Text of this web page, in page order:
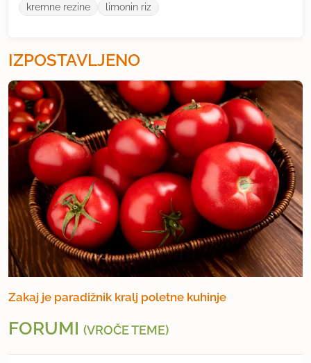
kremne rezine
limonin riz
IZPOSTAVLJENO
Zakaj je paradižnik kralj poletne kuhinje
FORUMI (VROČE TEME)